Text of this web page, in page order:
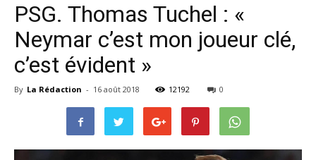
PSG. Thomas Tuchel : «
Neymar c’est mon joueur clé,
c’est évident »
By La Rédaction - 16 août 2018 12192 0